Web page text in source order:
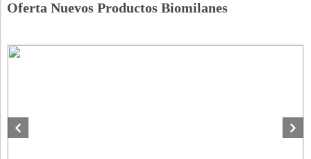
Oferta Nuevos Productos Biomilanes